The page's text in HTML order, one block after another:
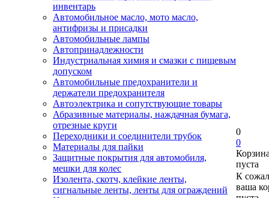
инвентарь
Автомобильное масло, мото масло,
антифризы и присадки
Автомобильные лампы
Автопринадлежности
Индустриальная химия и смазки с пищевым
допуском
Автомобильные предохранители и
держатели предохранителя
Автоэлектрика и сопутствующие товары
Абразивные материалы, наждачная бумага,
отрезные круги
Переходники и соединители трубок
Материалы для пайки
Защитные покрытия для автомобиля,
мешки для колес
Изолента, скотч, клейкие ленты,
сигнальные ленты, ленты для ограждений
0
0
пуста
К
ваша